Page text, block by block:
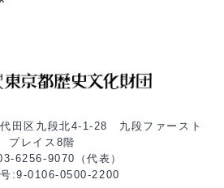
田区九段北4-1-28 九段ファースト
プレイス8階
6256-9070（代表）
:9-0106-0500-2200